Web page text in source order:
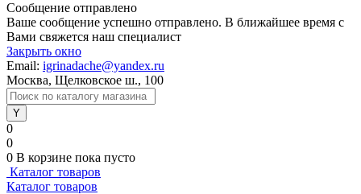
Сообщение отправлено
Ваше сообщение успешно отправлено. В ближайшее время с
Вами свяжется наш специалист
Закрыть окно
Email: igrinadache@yandex.ru
Москва, Щелковское ш., 100
0
0
0 В корзине пока пусто
Каталог товаров
Каталог товаров